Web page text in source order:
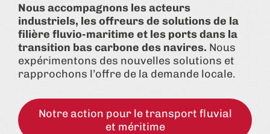
Nous accompagnons les acteurs
industriels, les offreurs de solutions de la
filière fluvio-maritime et les ports dans la
transition bas carbone des navires. Nous
expérimentons des nouvelles solutions et
rapprochons l’offre de la demande locale.
Notre action pour le transport fluvial
et méritime